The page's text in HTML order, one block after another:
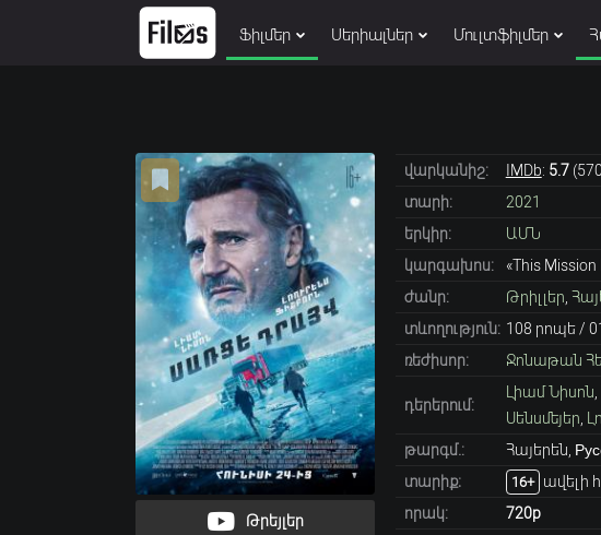
Ֆիլմեր Սերիալներ Մուլտֆիլմեր
Թրեյլեր
վարկանիշ: IMDb: 5.7(
տարի:
2021
երկիր:
ԱՄՆ
կարգախոս:
«This Mission
ժանր:
Թրիլլեր
տևողություն: 108 րոպե /
ռեժիսոր:
Ջոնաթան
դերերում:
Լիամ Նիսոն
Սենսմեյեր
թարգմ.:
Հայերեն,
տարիք։
16+
ավելի
որակ:
720p